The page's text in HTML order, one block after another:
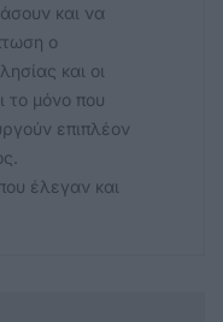
και να
ο
και οι
το μόνο που
επιπλέον
έλεγαν και